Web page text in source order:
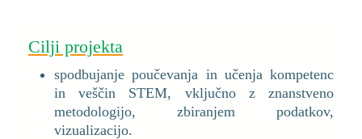
Cilji projekta
spodbujanje poučevanja in učenja kompetenc
in veščin STEM, vključno z znanstveno
metodologijo, zbiranjem podatkov,
vizualizacijo.